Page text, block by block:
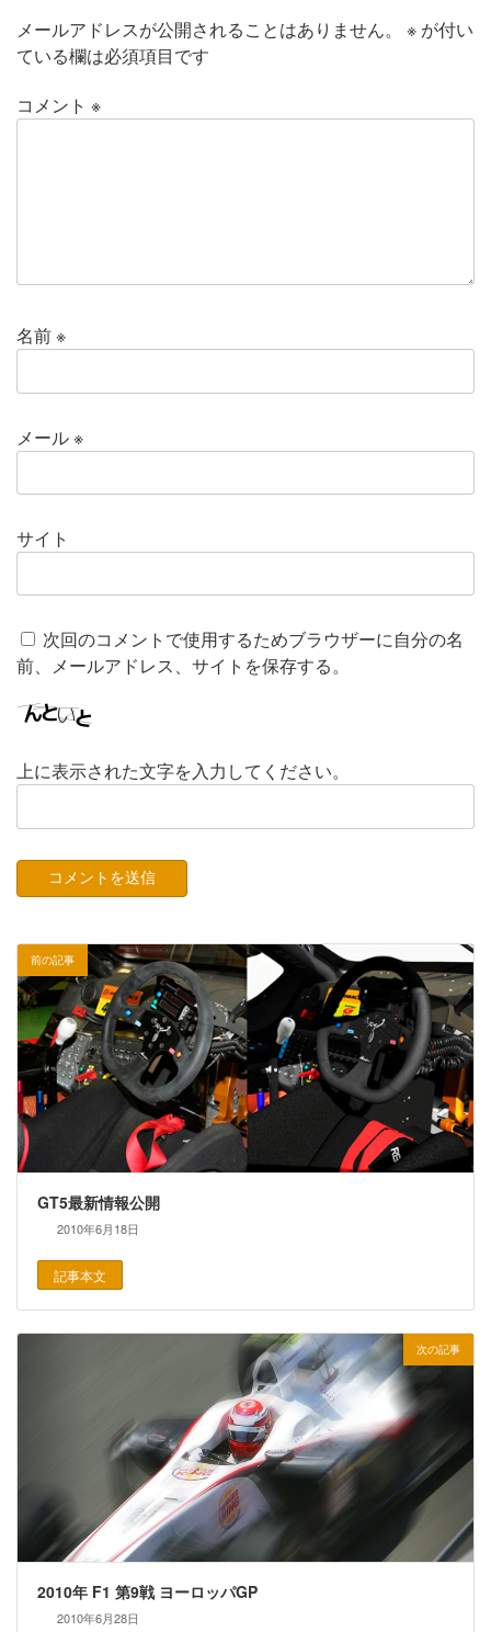
メールアドレスが公開されることはありません。
※ が付い
ている欄は必須項目です
コメント ※
名前※
メール※
サイト
次回のコメントで使用するためブラウザーに自分の名
前、メールアドレス、サイトを保存する。
上に表示された文字を入力してください。
前の記事
GT5最新情報公開
2010年6月18日
記事本文
次の記事
2010年 F1 第9戦 ヨーロッパGP
2010年6月28日